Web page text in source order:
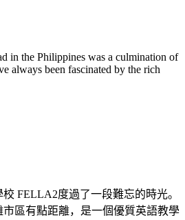
in the Philippines was a culmination of
always been fascinated by the rich
FELLA2度過了一段難忘的時光。
區有點距離，是一個優質英語教學